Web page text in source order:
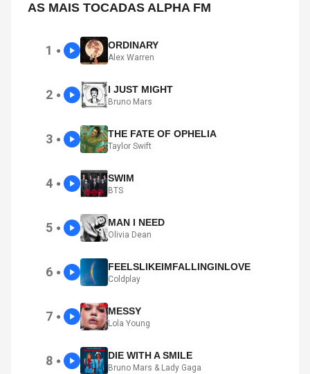
AS MAIS TOCADAS ALPHA FM
1 ● ORDINARY
Alex Warren
2 ● I JUST MIGHT
Bruno Mars
3 ● THE FATE OF OPHELIA
Taylor Swift
4 ● SWIM
BTS
5 ● MAN I NEED
Olivia Dean
6 ● FEELSLIKEIMFALLINGINLOVE
Coldplay
7 ● MESSY
Lola Young
8 ● DIE WITH A SMILE
Bruno Mars & Lady Gaga